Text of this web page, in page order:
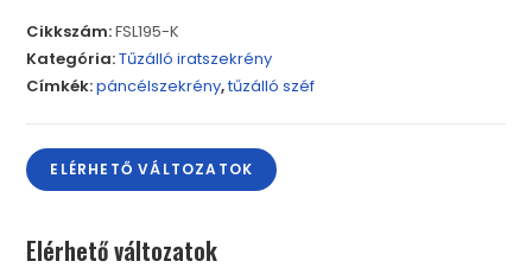
Cikkszám:FSL195-K
Kategória:Tűzálló iratszekrény
Címkék:páncélszekrény,tűzálló széf
ELÉRHETŐ VÁLTOZATOK
Elérhető változatok